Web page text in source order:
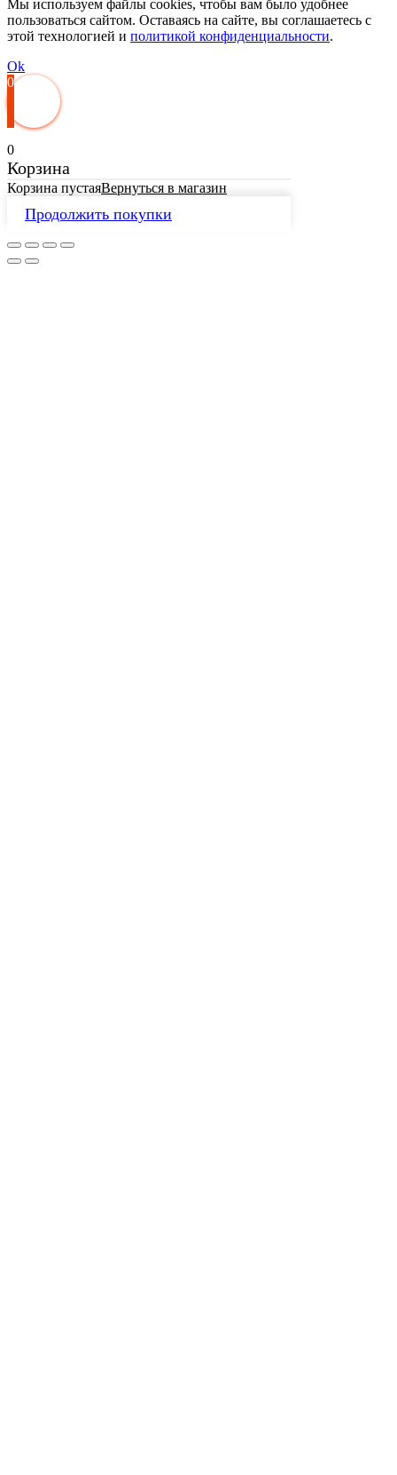
Мы используем файлы cookies, чтобы вам было удобнее
пользоваться сайтом. Оставаясь на сайте, вы соглашаетесь с
этой технологией и политикой конфиденциальности.
Ok
0
0
Корзина
Корзина пустаяВернуться в магазин
Продолжить покупки